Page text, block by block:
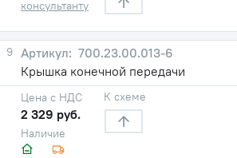
консультанту
9
700.23.00.013-6
Крышка конечной передачи
Наличие
Цена с НДС
2 329 руб.
К схеме